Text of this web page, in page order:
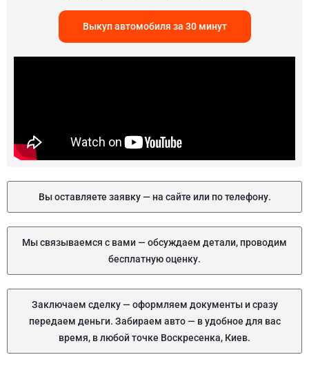
Выкуп автомобиля за 30 минут
Вы оставляете заявку — на сайте или по телефону.
Мы связываемся с вами — обсуждаем детали, проводим
бесплатную оценку.
Заключаем сделку — оформляем документы и сразу
передаем деньги. Забираем авто — в удобное для вас
время, в любой точке Воскресенка, Киев.